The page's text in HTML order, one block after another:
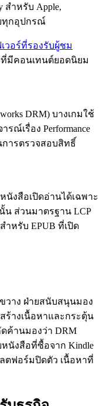
สำหรับ Apple,
บทุกอุปกรณ์
วอร์ที่รองรับผู้ชม
มีคอนเทนต์ยอดนิยม
DRM) บางเกมใช้
ณ์เรื่อง Performance
นการตรวจสอบสิทธิ์
นังสือเปิดอ่านได้เฉพาะ
น ส่วนมาตรฐาน LCP
สำหรับ EPUB ที่เปิด
วาง ฝ่ายสนับสนุนมอง
ร้างเนื้อหาและกระตุ้น
ค้านมองว่า DRM
นังสือที่ซื้อจาก Kindle
ตฟอร์มปิดตัว เนื้อหาที่